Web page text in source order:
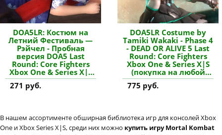
DOA5LR: Костюм на
Летний Фестиваль —
Рэйчел - Пробная
версия DOA5 Last
Round: Core Fighters
Xbox One & Series X|S
(покупка на новый
аккаунт) купить
271 руб.
DOA5LR Costume by
Tamiki Wakaki - Phase 4
- DEAD OR ALIVE 5 Last
Round: Core Fighters
Xbox One & Series X|S
(покупка на любой
аккаунт / ключ) (США)
купить дополнение
775 руб.
В нашем ассортименте обширная библиотека игр для консолей Xbox
One и Xbox Series X|S, среди них можно купить игру Mortal Kombat